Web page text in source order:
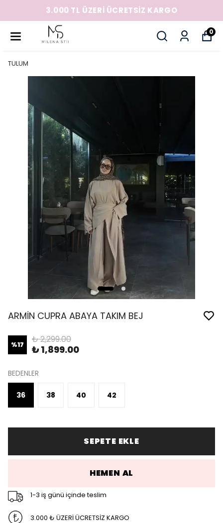
3.000 TL ÜZERİ ÜCRETSİZ KARGO
0
TULUM
ARMİN CUPRA ABAYA TAKIM BEJ
%17 ₺ 2,299.00
₺ 1,899.00
BEDENLER
36 38 40 42
SEPETE EKLE
HEMEN AL
1-3 iş günü içinde teslim
3.000 ₺ ÜZERİ ÜCRETSİZ KARGO